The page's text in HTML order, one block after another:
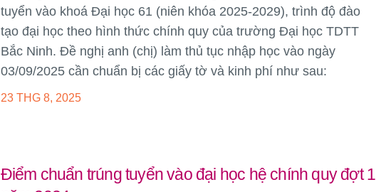
tuyển vào khoá Đại học 61 (niên khóa 2025-2029), trình độ đào
tạo đại học theo hình thức chính quy của trường Đại học TDTT
Bắc Ninh. Đề nghị anh (chị) làm thủ tục nhập học vào ngày
03/09/2025 cần chuẩn bị các giấy tờ và kinh phí như sau:
23 THG 8, 2025
Điểm chuẩn trúng tuyển vào đại học hệ chính quy đợt 1